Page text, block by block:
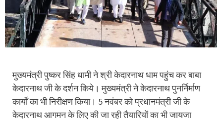
मुख्यमंत्री पुष्कर सिंह धामी ने श्री केदारनाथ धाम पहुंच कर बाबा
केदारनाथ जी के दर्शन किये। मुख्यमंत्री ने केदारनाथ पुनर्निर्माण
कार्यों का भी निरीक्षण किया। 5 नवंबर को प्रधानमंत्री जी के
केदारनाथ आगमन के लिए की जा रही तैयारियों का भी जायजा